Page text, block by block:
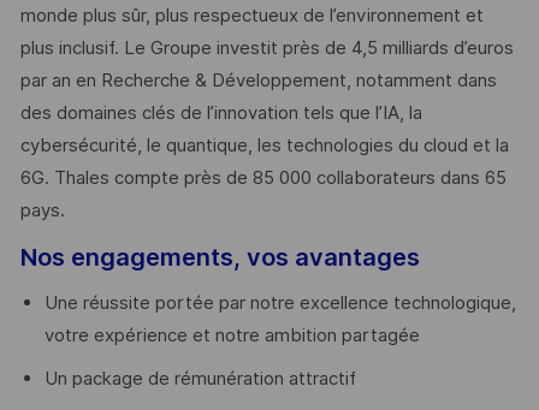
monde plus sûr, plus respectueux de l’environnement et
plus inclusif. Le Groupe investit près de 4,5 milliards d’euros
par an en Recherche & Développement, notamment dans
des domaines clés de l’innovation tels que l’IA, la
cybersécurité, le quantique, les technologies du cloud et la
6G. Thales compte près de 85 000 collaborateurs dans 65
pays. ​
Nos engagements, vos avantages
Une réussite portée par notre excellence technologique,
votre expérience et notre ambition partagée
Un package de rémunération attractif